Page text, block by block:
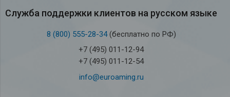
Служба под­держки кли­ен­тов на рус­ском языке
8 (800) 555-28-34(бесплатно по РФ)
+7 (495) 011-12-94
+7 (495) 011-12-54
info@euroaming.ru